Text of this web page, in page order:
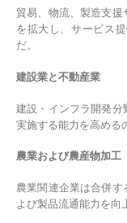
貿易、物流、製造支援
を拡大し、サービス
だ。
建設業と不動産業
建設・インフラ開発分
実施する能力を高める
農業および農産物加工
農業関連企業は合併
よび製品流通能力を向